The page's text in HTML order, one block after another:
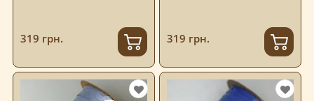
319 грн. 319 грн.